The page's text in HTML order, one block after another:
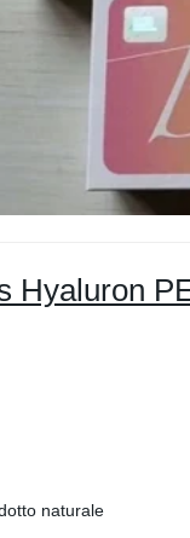
Hyaluron
naturale